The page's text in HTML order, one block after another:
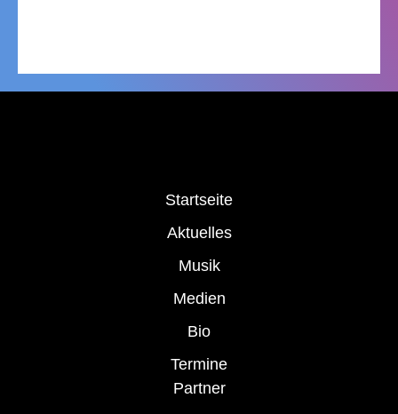
Startseite
Aktuelles
Musik
Medien
Bio
Termine
Partner